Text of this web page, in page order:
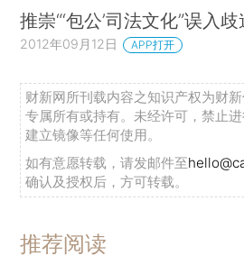
推崇“‘包公’司法文化”误入歧
2012年09月12日 APP打开
财新网所刊载内容之知识产权为财
专属所有或持有。未经许可，禁止
建立镜像等任何使用。
如有意愿转载，请发邮件至
确认及授权后，方可转载。
推荐阅读